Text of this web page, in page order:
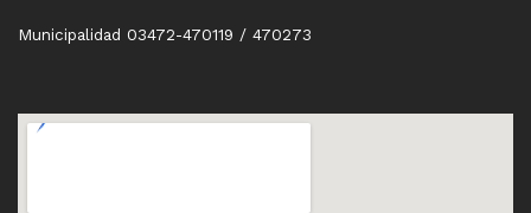
Municipalidad 03472-470119 / 470273